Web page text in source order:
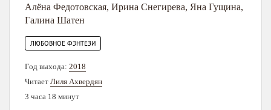
Алёна Федотовская, Ирина Снегирева, Яна Гущина,
Галина Шатен
ЛЮБОВНОЕ ФЭНТЕЗИ
Год выхода: 2018
Читает Лиля Ахвердян
3 часа 18 минут